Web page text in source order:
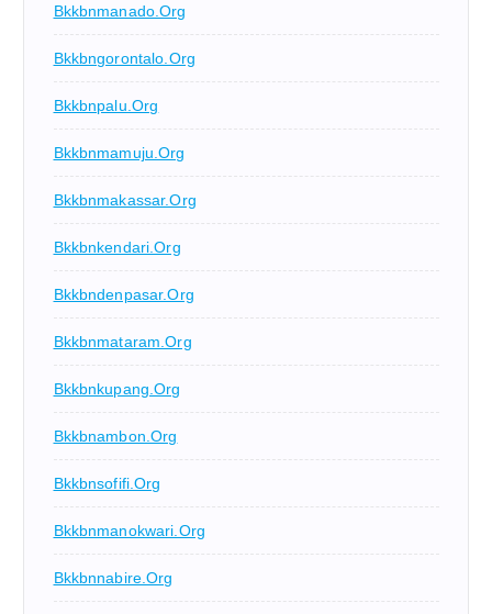
Bkkbnmanado.org
Bkkbngorontalo.org
Bkkbnpalu.org
Bkkbnmamuju.org
Bkkbnmakassar.org
Bkkbnkendari.org
Bkkbndenpasar.org
Bkkbnmataram.org
Bkkbnkupang.org
Bkkbnambon.org
Bkkbnsofifi.org
Bkkbnmanokwari.org
Bkkbnnabire.org